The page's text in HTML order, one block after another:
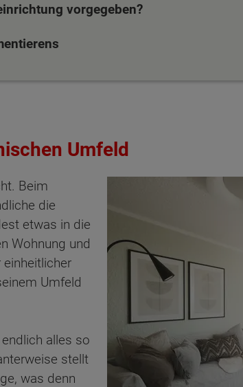
vorgegeben?
Umfeld
Beim
die
etwas in die
Wohnung und
Umfeld
alles so
stellt
was denn